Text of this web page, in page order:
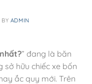
BY ADMIN
?” đang là băn
sở hữu chiếc xe bốn
ắc quy mới. Trên